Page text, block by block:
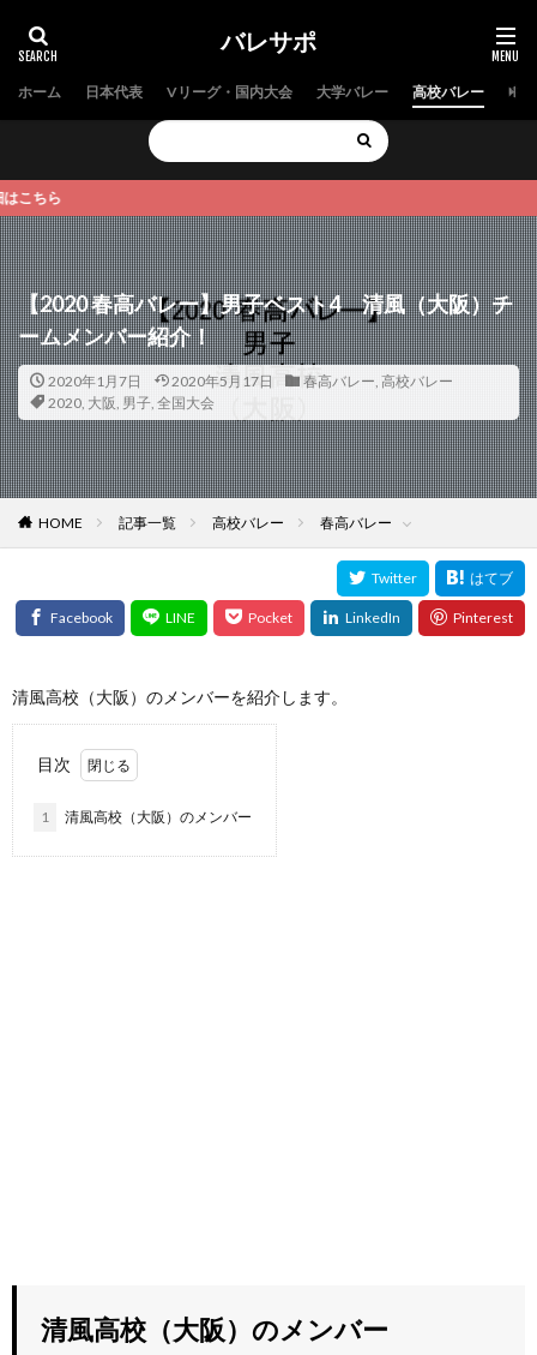
バレサポ
ホーム 日本代表 Vリーグ・国内大会 大学バレー 高校バレー 中
【2020 春高バレー】男子ベスト4 清風（大阪）チ
ームメンバー紹介！
2020年1月7日 2020年5月17日 春高バレー, 高校バレー
2020, 大阪, 男子, 全国大会
HOME 記事一覧 高校バレー 春高バレー
清風高校（大阪）のメンバーを紹介します。
目次
1 清風高校（大阪）のメンバー
清風高校（大阪）のメンバー